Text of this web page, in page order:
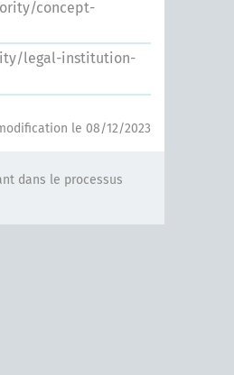
concept-
legal-institution-
le 08/12/2023
dans le processus